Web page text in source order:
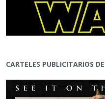
CARTELES PUBLICITARIOS